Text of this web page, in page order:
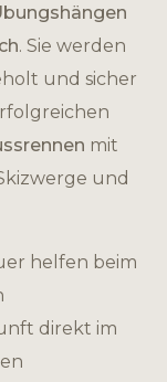
. Sie werden
und sicher
mit
und
helfen beim
direkt im